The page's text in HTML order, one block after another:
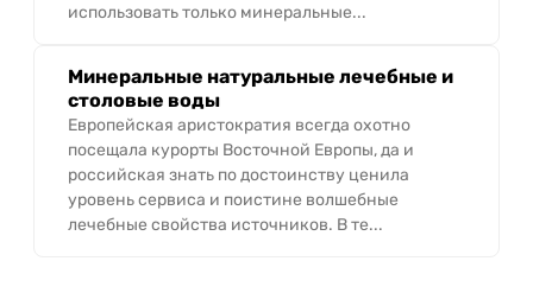
использовать только минеральные...
Минеральные натуральные лечебные и
столовые воды
Европейская аристократия всегда охотно
посещала курорты Восточной Европы, да и
российская знать по достоинству ценила
уровень сервиса и поистине волшебные
лечебные свойства источников. В те...